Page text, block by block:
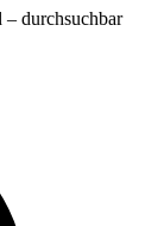
– durchsuchbar